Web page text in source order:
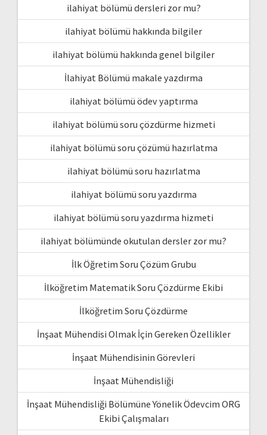
ilahiyat bölümü dersleri zor mu?
ilahiyat bölümü hakkında bilgiler
ilahiyat bölümü hakkında genel bilgiler
İlahiyat Bölümü makale yazdırma
ilahiyat bölümü ödev yaptırma
ilahiyat bölümü soru çözdürme hizmeti
ilahiyat bölümü soru çözümü hazırlatma
ilahiyat bölümü soru hazırlatma
ilahiyat bölümü soru yazdırma
ilahiyat bölümü soru yazdırma hizmeti
ilahiyat bölümünde okutulan dersler zor mu?
İlk Öğretim Soru Çözüm Grubu
İlköğretim Matematik Soru Çözdürme Ekibi
İlköğretim Soru Çözdürme
İnşaat Mühendisi Olmak İçin Gereken Özellikler
İnşaat Mühendisinin Görevleri
İnşaat Mühendisliği
İnşaat Mühendisliği Bölümüne Yönelik Ödevcim ORG
Ekibi Çalışmaları